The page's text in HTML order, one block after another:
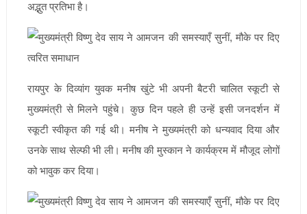
अद्भुत प्रतिभा है।
रायपुर के दिव्यांग युवक मनीष खुंटे भी अपनी बैटरी चालित स्कूटी से
मुख्यमंत्री से मिलने पहुंचे। कुछ दिन पहले ही उन्हें इसी जनदर्शन में
स्कूटी स्वीकृत की गई थी। मनीष ने मुख्यमंत्री को धन्यवाद दिया और
उनके साथ सेल्फी भी ली। मनीष की मुस्कान ने कार्यक्रम में मौजूद लोगों
को भावुक कर दिया।